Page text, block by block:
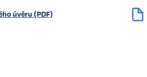
úvěru (PDF)